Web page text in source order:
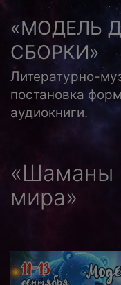
Перейти
содержимому
«МОДЕЛЬ
СБОРКИ»
Литературно-
постановка
аудиокниги.
«Шаманы
мира»